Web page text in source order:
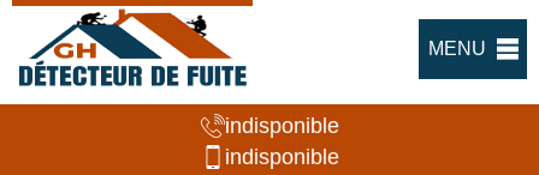
MENU
indisponible
indisponible